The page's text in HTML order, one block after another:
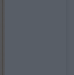
BUFFET